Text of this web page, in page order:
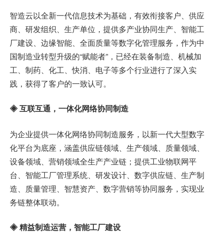
智造云以全新一代信息技术为基础，有效衔接客户、供应
商、研发组织、生产单位，提供多产业协同生产、智能工
厂建设、边缘智能、全面质量等数字化管理服务，作为中
国制造业转型升级的“赋能者”，已经在装备制造、机械加
工、制药、化工、快消、电子等多个行业进行了深入实
践，获得了客户的一致认可。
◈ 互联互通，一体化网络协同制造
为企业提供一体化网络协同制造服务，以新一代大型数字
化平台为底座，涵盖供应链领域、生产领域、质量领域、
设备领域、营销领域全生产产业链；提供工业物联网平
台、智能工厂管理系统、研发设计、数字供应链、生产制
造、质量管理、智慧资产、数字营销等协同服务，实现业
务链整体联动。
◈ 精益制造运营，智能工厂建设